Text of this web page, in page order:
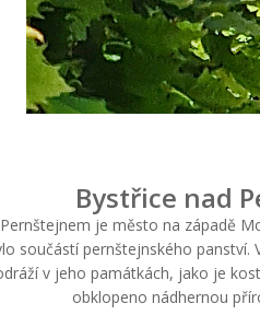
Bystřice nad
je město na západě
součástí pernštejnského
v jeho památkách, jako je
obklopeno nádhernou